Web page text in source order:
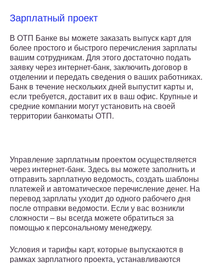
Зарплатный проект
В ОТП Банке вы можете заказать выпуск карт для
более простого и быстрого перечисления зарплаты
вашим сотрудникам. Для этого достаточно подать
заявку через интернет-банк, заключить договор в
отделении и передать сведения о ваших работниках.
Банк в течение нескольких дней выпустит карты и,
если требуется, доставит их в ваш офис. Крупные и
средние компании могут установить на своей
территории банкоматы ОТП.
Управление зарплатным проектом осуществляется
через интернет-банк. Здесь вы можете заполнить и
отправить зарплатную ведомость, создать шаблоны
платежей и автоматическое перечисление денег. На
перевод зарплаты уходит до одного рабочего дня
после отправки ведомости. Если у вас возникли
сложности – вы всегда можете обратиться за
помощью к персональному менеджеру.
Условия и тарифы карт, которые выпускаются в
рамках зарплатного проекта, устанавливаются